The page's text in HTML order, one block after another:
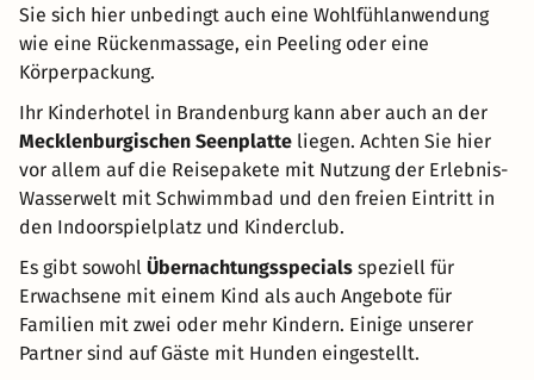
Sie sich hier unbedingt auch eine Wohlfühlanwendung
wie eine Rückenmassage, ein Peeling oder eine
Körperpackung.
Ihr Kinderhotel in Brandenburg kann aber auch an der
Mecklenburgischen Seenplatte liegen. Achten Sie hier
vor allem auf die Reisepakete mit Nutzung der Erlebnis-
Wasserwelt mit Schwimmbad und den freien Eintritt in
den Indoorspielplatz und Kinderclub.
Es gibt sowohl Übernachtungsspecials speziell für
Erwachsene mit einem Kind als auch Angebote für
Familien mit zwei oder mehr Kindern. Einige unserer
Partner sind auf Gäste mit Hunden eingestellt.